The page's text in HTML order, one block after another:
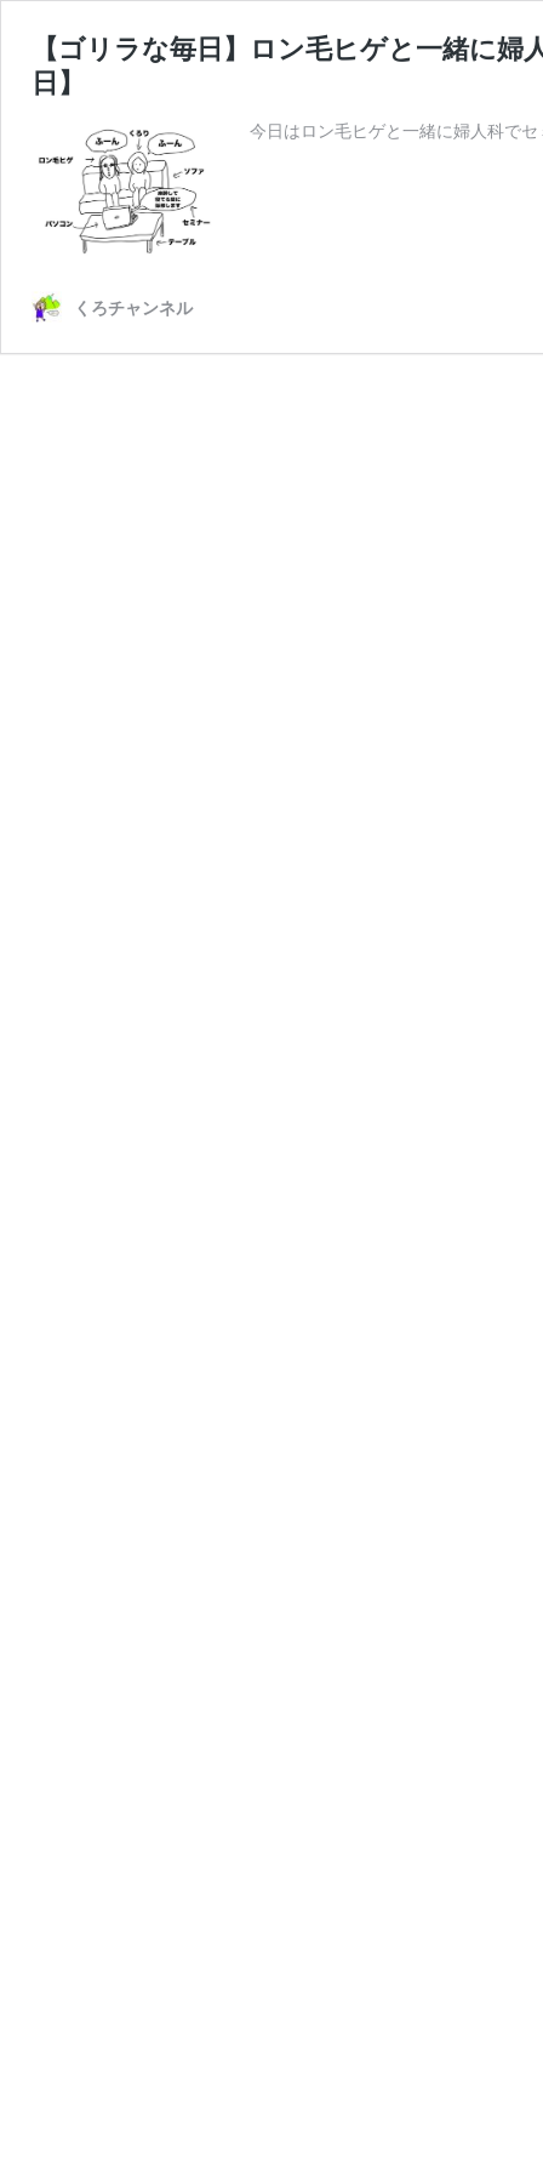
【ゴリラな毎日】ロン毛ヒゲと一緒に
日】
今日はロン毛ヒゲと一緒に婦人科で
くろチャンネル